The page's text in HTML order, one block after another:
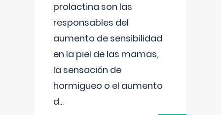
prolactina son las
responsables del
aumento de sensibilidad
en la piel de las mamas,
la sensación de
hormigueo o el aumento
d...